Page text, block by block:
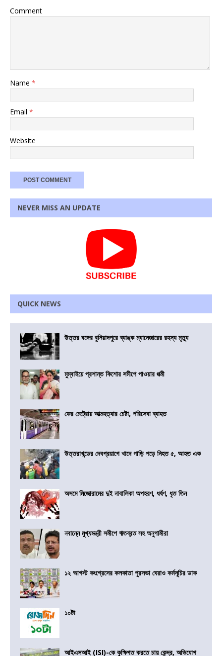
Comment
Name *
Email *
Website
NEVER MISS AN UPDATE
QUICK NEWS
উত্তর বঙ্গের বুনিয়াদপুরে ব্যাঙ্ক ম্যানেজারের রহস্য মৃত্যু
মুম্বাইয়ে প্রশান্ত কিশোর সমীপে পাওয়ার পত্মী
ফের মেট্রোয় আত্মহত্যার চেষ্টা, পরিসেবা ব্যাহত
উত্তরাখন্ডের দেবপ্রয়াগে খাদে গাড়ি পড়ে নিহত ৫, আহত এক
অসমে মিজোরামের দুই নাবালিকা অপহরণ, ধর্ষণ, ধৃত তিন
নবান্নে মুখ্যমন্ত্রী সমীপে ঋতব্রত সহ অনুগামীরা
১২ আগস্ট কংগ্রেসের কলকাতা পুরসভা ঘেরাও কর্মসূচির ডাক
১০টা
আইএসআই (ISI)-কে কুক্ষিগত করতে চায় কেন্দ্র, অভিযোগ